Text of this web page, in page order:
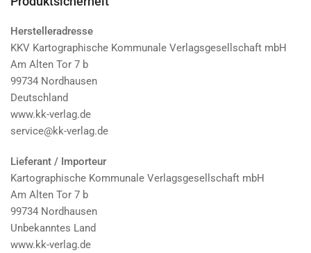
Herstelleradresse
KKV Kartographische Kommunale Verlagsgesellschaft mbH
Am Alten Tor 7 b
99734 Nordhausen
Deutschland
www.kk-verlag.de
service@kk-verlag.de
Lieferant / Importeur
Kartographische Kommunale Verlagsgesellschaft mbH
Am Alten Tor 7 b
99734 Nordhausen
Unbekanntes Land
www.kk-verlag.de